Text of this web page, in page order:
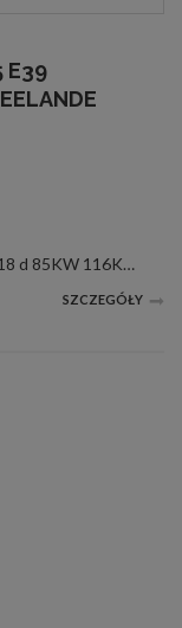
E39
nowe, BMW 3 E46 1999 - 2005BMW 3 E46 318 d 85KW 116KMBMW 3 E46 320 d 100KW 136KMBMW 3 E46 320 d 110KW 150KMBMW 3 E46 330 d 135KW 184KMBMW 3 E46 330 Xd 135KW 184KMBMW 3 E46 330 d 150KW 204KMBMW 3 E46 330 Xd 150KW 204KMBMW 3 E46 KOMBI 1999 - 2005BMW 3 E4...
SZCZEGÓŁY